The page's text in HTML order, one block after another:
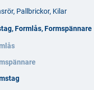
Pallbrickor, Kilar
Formlås, Formspännare